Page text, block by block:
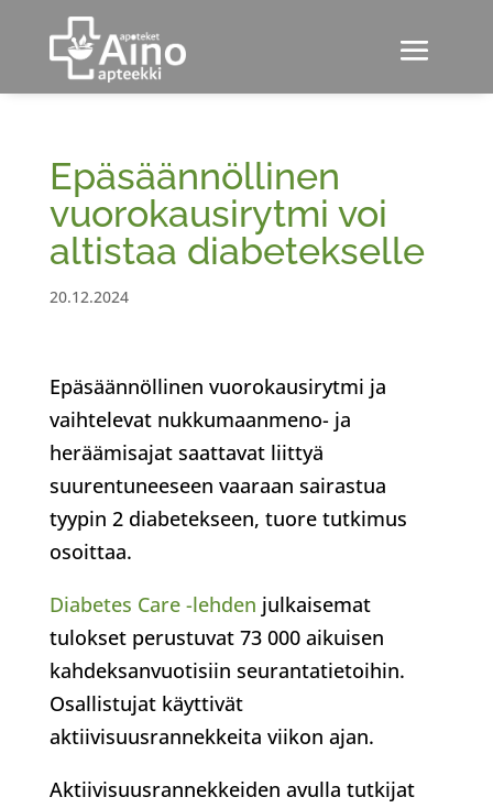
Epäsäännöllinen
vuorokausirytmi voi
altistaa diabetekselle
20.12.2024
Epäsäännöllinen vuorokausirytmi ja
vaihtelevat nukkumaanmeno- ja
heräämisajat saattavat liittyä
suurentuneeseen vaaraan sairastua
tyypin 2 diabetekseen, tuore tutkimus
osoittaa.
Diabetes Care -lehden julkaisemat
tulokset perustuvat 73 000 aikuisen
kahdeksanvuotisiin seurantatietoihin.
Osallistujat käyttivät
aktiivisuusrannekkeita viikon ajan.
Aktiivisuusrannekkeiden avulla tutkijat